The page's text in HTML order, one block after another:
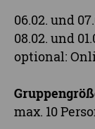
06.02. und
08.02. und
optional:
max. 10